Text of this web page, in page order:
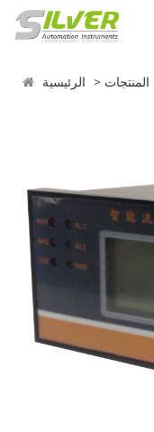
الرئيسية المنتجات